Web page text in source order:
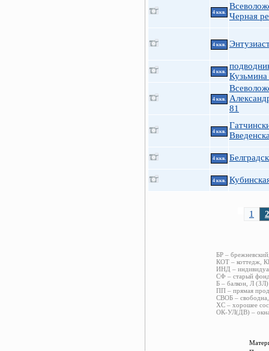
4 ккв.
Черная
4 ккв.
4 ккв.
Кузьмина
4 ккв.
81
4 ккв.
4 ккв.
4 ккв.
1 2
БР –
КОТ – коттедж,
ИНД –
СФ – старый
Б – балкон, Л
ПП – прямая
СВОБ –
ХС – хорошее
ОК-УЛ(ДВ) –